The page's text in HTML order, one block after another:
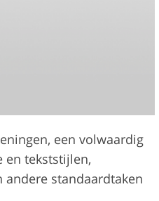
een volwaardig
en tekststijlen,
standaardtaken